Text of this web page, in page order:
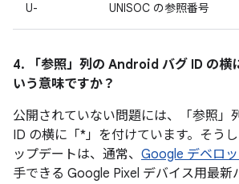
U- UNISOC の参照番号
4. 「参照」 列の Android バグ ID の横
いう意味ですか？
公開されていない問題には、「参照」
ID の横に「*」を付けています。そう
ップデートは、通常、 Google デベロ
手できる Google Pixel デバイス用最新